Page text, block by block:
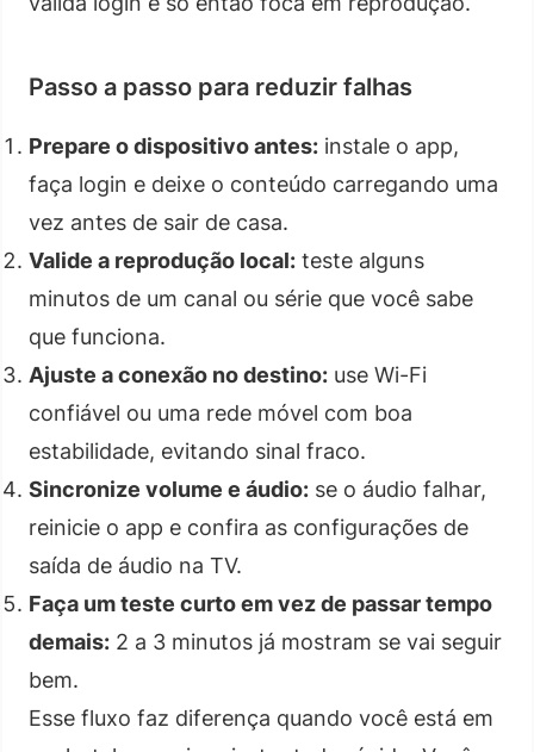
Passo a passo para reduzir falhas
Prepare o dispositivo antes: instale o app,
faça login e deixe o conteúdo carregando uma
vez antes de sair de casa.
Valide a reprodução local: teste alguns
minutos de um canal ou série que você sabe
que funciona.
Ajuste a conexão no destino: use Wi-Fi
confiável ou uma rede móvel com boa
estabilidade, evitando sinal fraco.
Sincronize volume e áudio: se o áudio falhar,
reinicie o app e confira as configurações de
saída de áudio na TV.
Faça um teste curto em vez de passar tempo
demais: 2 a 3 minutos já mostram se vai seguir
bem.
Esse fluxo faz diferença quando você está em